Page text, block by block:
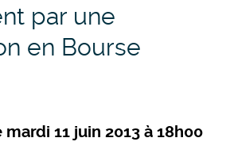
par une
en Bourse
mardi 11 juin 2013 à 18h00